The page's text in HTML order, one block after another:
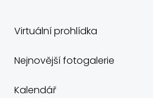
Virtuální prohlídka
Nejnovější fotogalerie
Kalendář